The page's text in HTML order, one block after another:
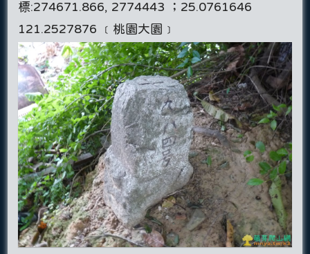
標:274671.866, 2774443 ；25.0761646
121.2527876 ﹝桃園大園﹞